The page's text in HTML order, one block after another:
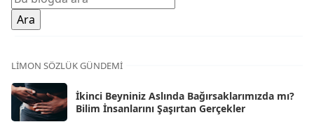
Oca 2026 [72]
Ara 2025
Kas 2025
Eki 2025
Eyl 2025 [56]
LIMON SÖZLÜK GÜNDEMI
İkinci Beyniniz Aslında Bağırsaklarımızda mı?
Bilim İnsanlarını Şaşırtan Gerçekler